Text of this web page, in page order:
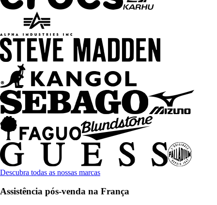
Descubra todas as nossas marcas
Assistência pós-venda na França